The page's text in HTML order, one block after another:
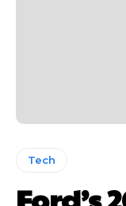
Tech